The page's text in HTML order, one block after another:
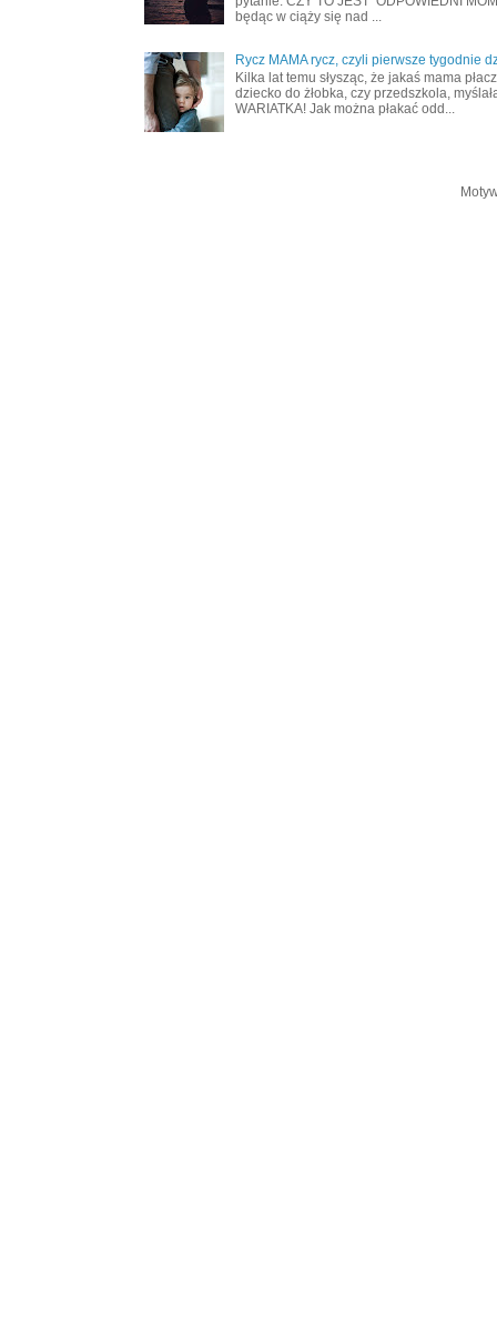
będąc w ciąży się nad ...
Rycz MAMA rycz, czyli pierwsze tygodnie
Kilka lat temu słysząc, że jakaś mama
dziecko do żłobka, czy przedszkola,
WARIATKA! Jak można płakać odd...